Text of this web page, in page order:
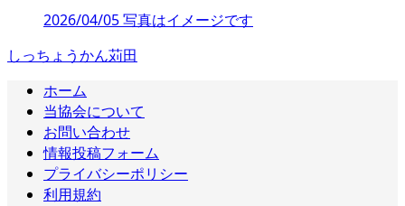
2026/04/05 写真はイメージです
しっちょうかん苅田
ホーム
当協会について
お問い合わせ
情報投稿フォーム
プライバシーポリシー
利用規約